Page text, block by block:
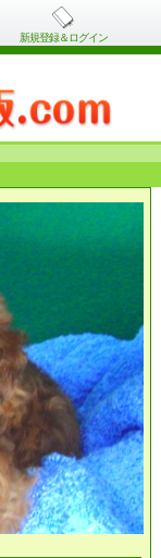
新規登録＆ログイン